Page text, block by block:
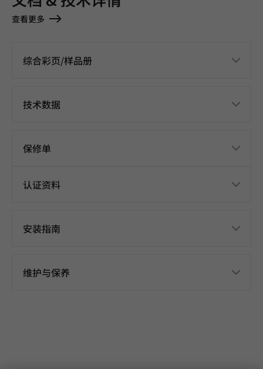
查看更多
综合彩页/样品册
技术数据
保修单
认证资料
安装指南
维护与保养